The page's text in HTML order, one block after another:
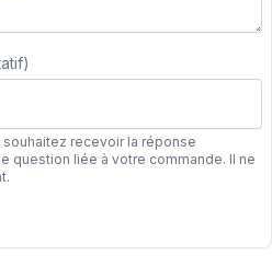
recevoir la réponse
question liée à votre commande. Il ne